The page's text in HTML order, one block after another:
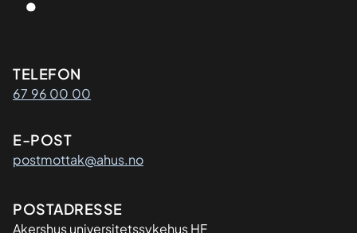
Kontaktinformasjon
TELEFON
67 96 00 00
E-POST
postmottak@ahus.no
Adresse
POSTADRESSE
Akershus universitetssykehus HF